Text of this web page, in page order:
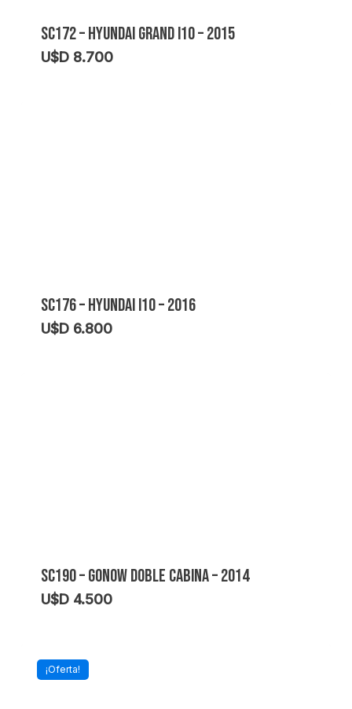
SC172 – HYUNDAI GRAND I10 – 2015
U$D 8.700
SC176 – HYUNDAI I10 – 2016
U$D 6.800
SC190 – GONOW DOBLE CABINA – 2014
U$D 4.500
¡Oferta!